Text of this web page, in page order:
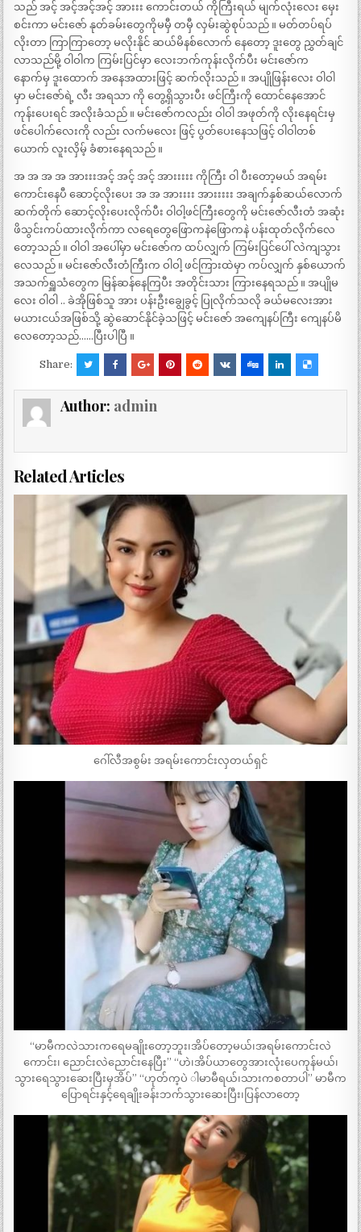
သည် အင့် အင့်အင့်အင့် အားးး ကောင်းတယ် ကိုကြီးရယ် မျက်လုံးလေး မှေး
စင်းကာ မင်းဇော် နုတ်ခမ်းတွေကိုမမှီ တမှီ လှမ်းဆွဲစုပ်သည် ။ မတ်တပ်ရပ်
လိုးတာ ကြာကြာတော့ မလိုးနိုင် ဆယ်မိနစ်လောက် နေတော့ ဒူးတွေ ညွှတ်ချင်
လာသည်မို့ ဝါဝါက ကြမ်းပြင်မှာ လေးဘက်ကုန်းလိုက်ပီး မင်းဇော်က
နောက်မှ ဒူးထောက် အနေအထားဖြင့် ဆက်လိုးသည် ။ အပျိုဖြန်းလေး ဝါဝါ
မှာ မင်းဇော်ရဲ့ လီး အရသာ ကို တွေ့ရှိသွားပီး ဖင်ကြီးကို ထောင်နေအောင်
ကုန်းပေးရင် အလိုးခံသည် ။ မင်းဇော်ကလည်း ဝါဝါ အဖုတ်ကို လိုးနေရင်းမှ
ဖင်ပေါက်လေးကို လည်း လက်မလေး ဖြင့် ပွတ်ပေးနေသဖြင့် ဝါဝါတစ်
ယောက် လူးလှိမ့် ခံစားနေရသည် ။
အ အ အ အ အားးးအင့် အင့် အင့် အားးးးး ကိုကြီး ဝါ ပီးတော့မယ် အရမ်း
ကောင်းနေပီ ဆောင့်လိုးပေး အ အ အားးးး အားးးးး အချက်နှစ်ဆယ်လောက်
ဆက်တိုက် ဆောင့်လိုးပေးလိုက်ပီး ဝါဝါ့ဖင်ကြီးတွေကို မင်းဇော်လီးတံ အဆုံး
ဖိသွင်းကပ်ထားလိုက်ကာ လရေတွေဖြောကနဲဖြောကနဲ ပန်းထုတ်လိုက်လေ
တော့သည် ။ ဝါဝါ အပေါ်မှာ မင်းဇော်က ထပ်လျှက် ကြမ်းပြင်ပေါ် လဲကျသွား
လေသည် ။ မင်းဇော်လီးတံကြီးက ဝါဝါ့ ဖင်ကြားထဲမှာ ကပ်လျှက် နှစ်ယောက်
အသက်ရှူသံတွေက မြန်ဆန်နေကြပီး အတိုင်းသား ကြားနေရသည် ။ အပျိုမ
လေး ဝါဝါ .. ခဲအိုဖြစ်သူ အား ပန်းဦးချွေခွင့် ပြုလိုက်သလို ခယ်မလေးအား
မယားငယ်အဖြစ်သို့ ဆွဲဆောင်နိုင်ခဲ့သဖြင့် မင်းဇော် အကျေနပ်ကြီး ကျေနပ်မိ
လေတော့သည်……ပြီးပါပြီ ။
Share:
Author: admin
Related Articles
ဂေါ်လီအစွမ်း အရမ်းကောင်းလှတယ်ရှင်
“မာမီကလဲသားကရေမချိုးတော့ဘူး၊အိပ်တော့မယ်၊အရမ်းကောင်းလဲ
ကောင်း၊ ညောင်းလဲညောင်းနေပြီး” “ဟဲ၊အိပ်ယာတွေအားလုံးပေကုန်မယ်၊
သွားရေသွားဆေးပြီးမှအိပ်” “ဟုတ်က့ပဲ ါမာမီရယ်၊သားကစတာပါ” မာမီက
ပြောရင်းနှင့်ရေချိုးခန်းဘက်သွားဆေးပြီး၊ပြန်လာတော့